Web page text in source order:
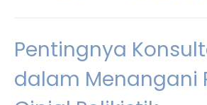
Pentingnya
dalam Menangani